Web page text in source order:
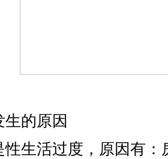
生的原因
性生活过度，原因有：